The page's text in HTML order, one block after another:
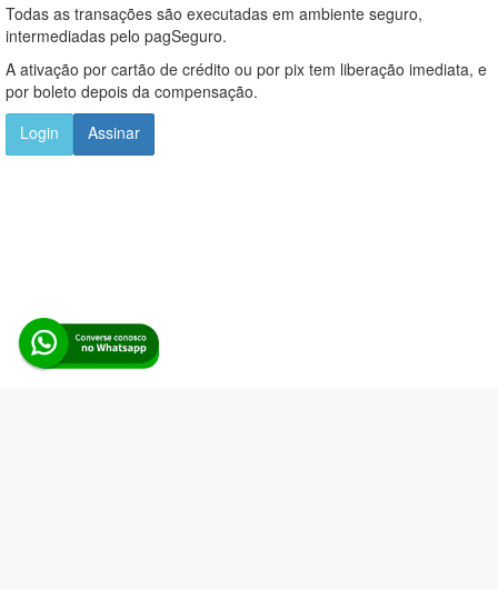
Todas as transações são executadas em ambiente seguro,
intermediadas pelo pagSeguro.
A ativação por cartão de crédito ou por pix tem liberação imediata, e
por boleto depois da compensação.
Login
Assinar